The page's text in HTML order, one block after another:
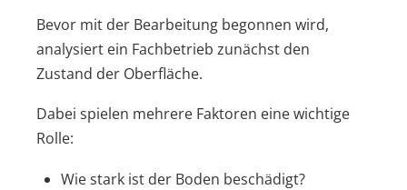
Bevor mit der Bearbeitung begonnen wird,
analysiert ein Fachbetrieb zunächst den
Zustand der Oberfläche.
Dabei spielen mehrere Faktoren eine wichtige
Rolle:
Wie stark ist der Boden beschädigt?